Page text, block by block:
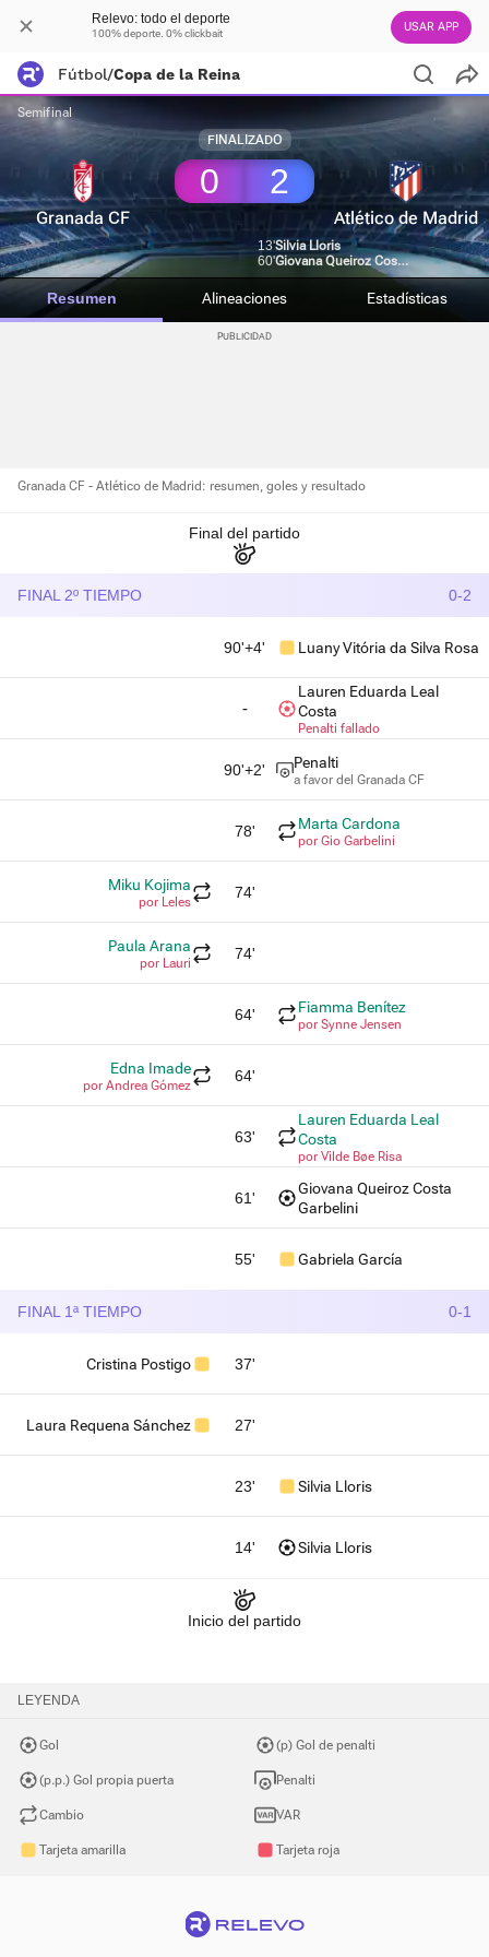
Relevo: todo el deporte
100% deporte. 0% clickbait USAR APP
Fútbol/Copa de la Reina
Semifinal
FINALIZADO
Granada CF
0 2
Atlético de Madrid
13'Silvia Lloris
60'
Giovana Queiroz Costa Garbelini
Resumen Alineaciones Estadísticas
Granada CF - Atlético de Madrid: resumen, goles y resultado
Final del partido
FINAL 2º TIEMPO 0-2
90'+4' Luany Vitória da Silva Rosa
-
Lauren Eduarda Leal
Costa
Penalti fallado
90'+2' Penalti
a favor del Granada CF
78' Marta Cardona
por Gio Garbelini
Miku Kojima
por Leles
74'
Paula Arana
por Lauri
74'
64' Fiamma Benítez
por Synne Jensen
Edna Imade
por Andrea Gómez
64'
63'
Lauren Eduarda Leal
Costa
por Vilde Bøe Risa
61'
Giovana Queiroz Costa
Garbelini
55' Gabriela García
FINAL 1ª TIEMPO 0-1
Cristina Postigo 37'
Laura Requena Sánchez 27'
23' Silvia Lloris
14' Silvia Lloris
Inicio del partido
LEYENDA
Gol
(p.p.) Gol propia puerta
Cambio
Tarjeta amarilla
(p) Gol de penalti
Penalti
VAR
Tarjeta roja